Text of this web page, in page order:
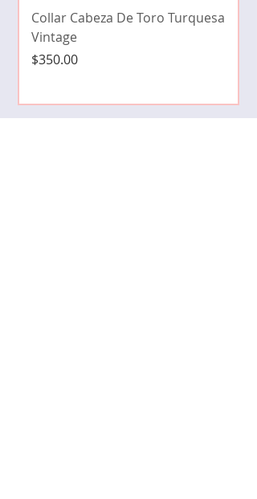
Collar Cabeza De Toro Turquesa
Vintage
Precio
$350.00